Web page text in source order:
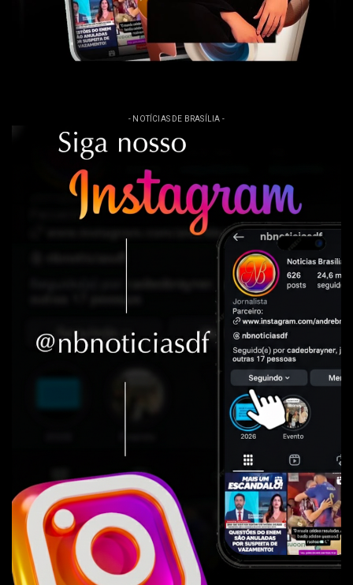
- NOTÍCIAS DE BRASÍLIA -